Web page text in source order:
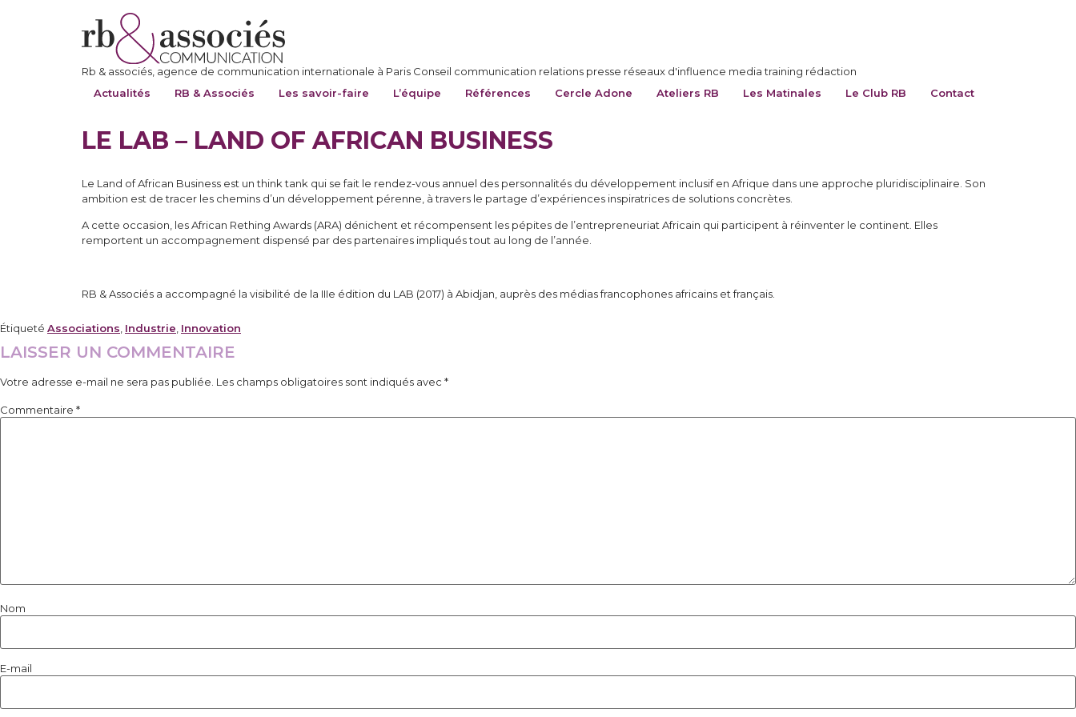
Rb & associés, agence de communication internationale à Paris Conseil communication relations presse réseaux d'influence media training rédaction
Actualités
RB & Associés Les savoir-faire L’équipe Références Cercle Adone Ateliers RB Les Matinales Le Club RB Contact
LE LAB – LAND OF AFRICAN BUSINESS
Le Land of African Business est un think tank qui se fait le rendez-vous annuel des personnalités du développement inclusif en Afrique dans une approche pluridisciplinaire. Son
ambition est de tracer les chemins d’un développement pérenne, à travers le partage d’expériences inspiratrices de solutions concrètes.
A cette occasion, les African Rething Awards (ARA) dénichent et récompensent les pépites de l’entrepreneuriat Africain qui participent à réinventer le continent. Elles
remportent un accompagnement dispensé par des partenaires impliqués tout au long de l’année.
RB & Associés a accompagné la visibilité de la IIIe édition du LAB (2017) à Abidjan, auprès des médias francophones africains et français.
Étiqueté Associations, Industrie, Innovation
LAISSER UN COMMENTAIRE
Votre adresse e-mail ne sera pas publiée. Les champs obligatoires sont indiqués avec *
Commentaire *
Nom
E-mail